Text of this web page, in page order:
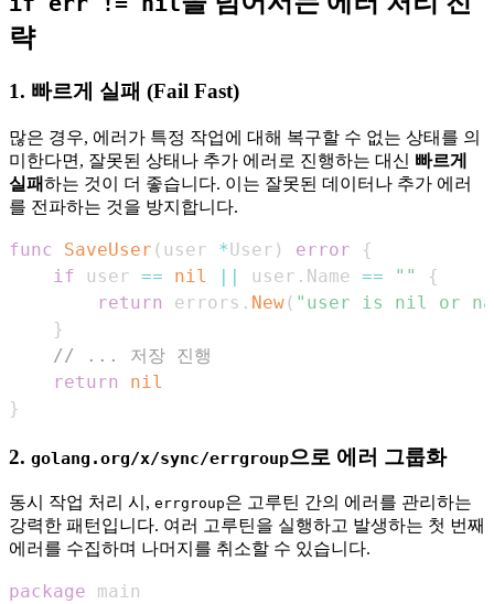
략
1. 빠르게 실패 (Fail Fast)
많은 경우, 에러가 특정 작업에 대해 복구할 수 없는 상태를 의
미한다면, 잘못된 상태나 추가 에러로 진행하는 대신 빠르게
실패하는 것이 더 좋습니다. 이는 잘못된 데이터나 추가 에러
를 전파하는 것을 방지합니다.
func SaveUser ( user *User ) error
{
if user == nil || user . Name == ""
{
return
errors . New( "user is nil or
}
// ... 저장 진행
return
nil
}
2. golang.org/x/sync/errgroup으로 에러 그룹화
동시 작업 처리 시, errgroup은 고루틴 간의 에러를 관리하는
강력한 패턴입니다. 여러 고루틴을 실행하고 발생하는 첫 번째
에러를 수집하며 나머지를 취소할 수 있습니다.
package